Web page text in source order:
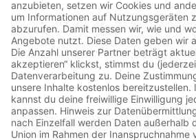
Jetzt in der App abspielen